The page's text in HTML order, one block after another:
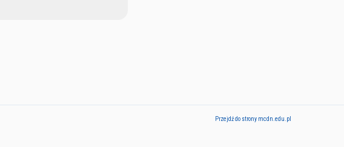
Przejdź do strony mcdn.edu.pl